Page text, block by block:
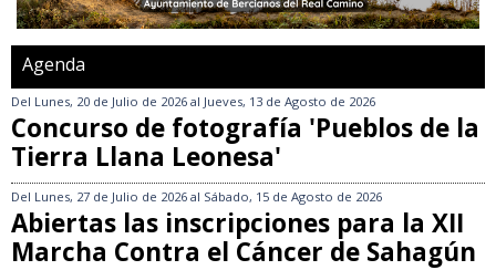
Agenda
Del Lunes, 20 de Julio de 2026 al Jueves, 13 de Agosto de 2026
Concurso de fotografía 'Pueblos de la
Tierra Llana Leonesa'
Del Lunes, 27 de Julio de 2026 al Sábado, 15 de Agosto de 2026
Abiertas las inscripciones para la XII
Marcha Contra el Cáncer de Sahagún